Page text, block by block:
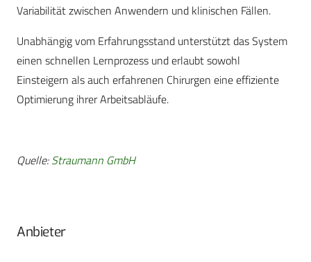
Variabilität zwischen Anwendern und klinischen Fällen.
Unabhängig vom Erfahrungsstand unterstützt das System
einen schnellen Lernprozess und erlaubt sowohl
Einsteigern als auch erfahrenen Chirurgen eine effiziente
Optimierung ihrer Arbeitsabläufe.
Quelle:Straumann GmbH
Anbieter